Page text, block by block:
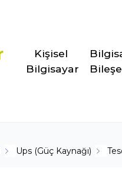
Kişisel
Bilgisayar
Ups (Güç Kaynağı)